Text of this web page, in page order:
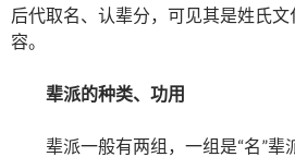
后代取名、认辈分，可见其是姓氏
容。
辈派的种类、功用
辈派一般有两组，一组是“名”辈